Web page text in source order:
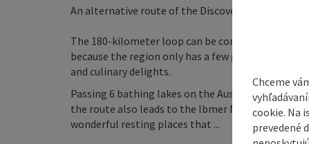
An alternative route of the Discovery Cycle Tour
The 180-kilometer loop can be comfortably
because the region only has a few gentle climbs.
and culinary delights.
Passing 6 bathing lakes on the Austrian side,
the route also leads to the Ibmer Moor. In the
wonderful resting places that ...
Chceme
cookie. Na
prevedené